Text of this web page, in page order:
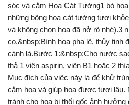
sóc và cắm Hoa Cát Tường1 bó
những bông hoa cát tường tươi
và không chọn hoa đã nở rộ nhé).3
cọ.&nbsp;Bình hoa pha lê, thủy tinh
cành lá.Bước 1:&nbsp;Cho nước
thả 1 viên aspirin, viên B1 hoặc 2
Mục đích của việc này là để khử
cắm hoa và giúp hoa được tươi lâu.
tránh cho hoa bị thối gốc ảnh